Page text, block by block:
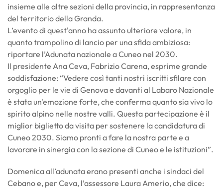
insieme alle altre sezioni della provincia, in rappresentanza
del territorio della Granda.
L’evento di quest'anno ha assunto ulteriore valore, in
quanto trampolino di lancio per una sfida ambiziosa:
riportare l’Adunata nazionale a Cuneo nel 2030.
Il presidente Ana Ceva, Fabrizio Carena, esprime grande
soddisfazione: “Vedere così tanti nostri iscritti sfilare con
orgoglio per le vie di Genova e davanti al Labaro Nazionale
è stata un'emozione forte, che conferma quanto sia vivo lo
spirito alpino nelle nostre valli. Questa partecipazione è il
miglior biglietto da visita per sostenere la candidatura di
Cuneo 2030. Siamo pronti a fare la nostra parte e a
lavorare in sinergia con la sezione di Cuneo e le istituzioni”.
Domenica all’adunata erano presenti anche i sindaci del
Cebano e, per Ceva, l’assessore Laura Amerio, che dice: